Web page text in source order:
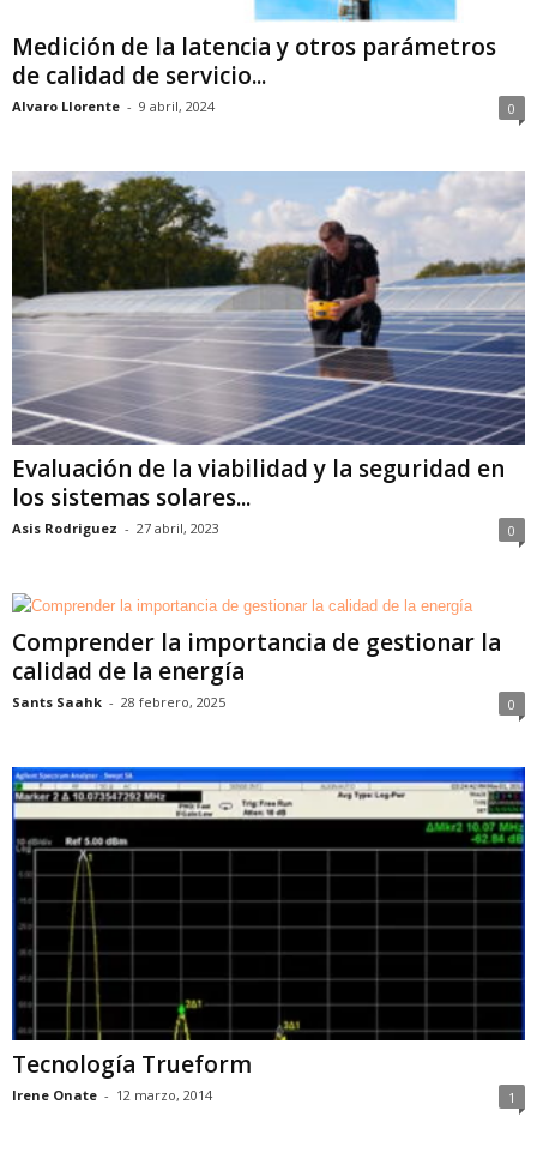
Medición de la latencia y otros parámetros
de calidad de servicio...
Alvaro Llorente - 9 abril, 2024 0
Evaluación de la viabilidad y la seguridad en
los sistemas solares...
Asis Rodriguez - 27 abril, 2023 0
Comprender la importancia de gestionar la
calidad de la energía
Sants Saahk - 28 febrero, 2025 0
Tecnología Trueform
Irene Onate - 12 marzo, 2014 1